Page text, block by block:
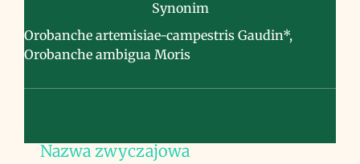
Synonim
Orobanche artemisiae-campestris Gaudin*,
Orobanche ambigua Moris
Nazwa zwyczajowa